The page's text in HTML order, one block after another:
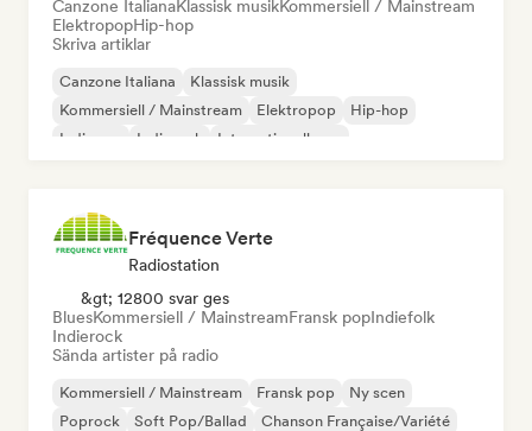
Canzone ItalianaKlassisk musikKommersiell / Mainstream
ElektropopHip-hop
Skriva artiklar
Canzone Italiana
Klassisk musik
Kommersiell / Mainstream
Elektropop
Hip-hop
Indiepop
Indierock Internationell pop
Fréquence Verte
Radiostation
&gt; 12800 svar ges
BluesKommersiell / MainstreamFransk popIndiefolk
Indierock
Sända artister på radio
Kommersiell / Mainstream Fransk pop
Ny scen
Poprock
Soft Pop/Ballad
Chanson Française/Variété